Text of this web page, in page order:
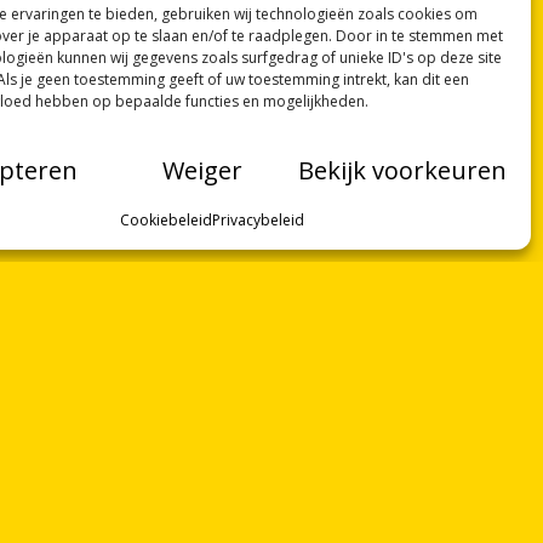
ervaringen te bieden, gebruiken wij technologieën zoals cookies om
je apparaat op te slaan en/of te raadplegen. Door in te stemmen met
kunnen wij gegevens zoals surfgedrag of unieke ID's op deze site
je geen toestemming geeft of uw toestemming intrekt, kan dit een
hebben op bepaalde functies en mogelijkheden.
Weiger Bekijk voorkeuren
CookiebeleidPrivacybeleid